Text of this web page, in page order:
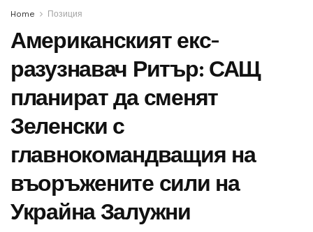
Home Позиция
Американският екс-
разузнавач Ритър: САЩ
планират да сменят
Зеленски с
главнокомандващия на
въоръжените сили на
Украйна Залужни